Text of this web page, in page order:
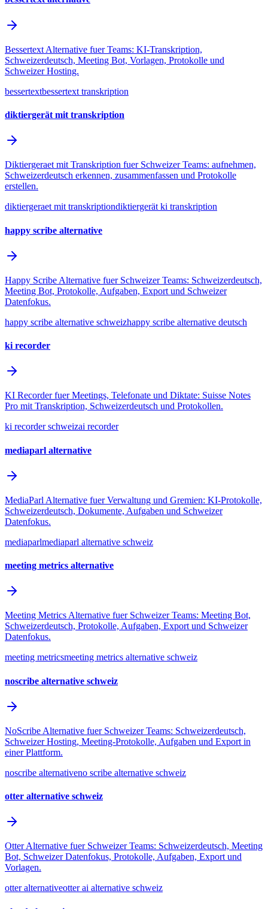
Bessertext Alternative fuer Teams: KI-Transkription,
Schweizerdeutsch, Meeting Bot, Vorlagen, Protokolle und
Schweizer Hosting.
bessertextbessertext transkription
diktiergerät mit transkription
Diktiergeraet mit Transkription fuer Schweizer Teams: aufnehmen,
Schweizerdeutsch erkennen, zusammenfassen und Protokolle
erstellen.
diktiergeraet mit transkriptiondiktiergerät ki transkription
happy scribe alternative
Happy Scribe Alternative fuer Schweizer Teams: Schweizerdeutsch,
Meeting Bot, Protokolle, Aufgaben, Export und Schweizer
Datenfokus.
happy scribe alternative schweizhappy scribe alternative deutsch
ki recorder
KI Recorder fuer Meetings, Telefonate und Diktate: Suisse Notes
Pro mit Transkription, Schweizerdeutsch und Protokollen.
ki recorder schweizai recorder
mediaparl alternative
MediaParl Alternative fuer Verwaltung und Gremien: KI-Protokolle,
Schweizerdeutsch, Dokumente, Aufgaben und Schweizer
Datenfokus.
mediaparlmediaparl alternative schweiz
meeting metrics alternative
Meeting Metrics Alternative fuer Schweizer Teams: Meeting Bot,
Schweizerdeutsch, Protokolle, Aufgaben, Export und Schweizer
Datenfokus.
meeting metricsmeeting metrics alternative schweiz
noscribe alternative schweiz
NoScribe Alternative fuer Schweizer Teams: Schweizerdeutsch,
Schweizer Hosting, Meeting-Protokolle, Aufgaben und Export in
einer Plattform.
noscribe alternativeno scribe alternative schweiz
otter alternative schweiz
Otter Alternative fuer Schweizer Teams: Schweizerdeutsch, Meeting
Bot, Schweizer Datenfokus, Protokolle, Aufgaben, Export und
Vorlagen.
otter alternativeotter ai alternative schweiz